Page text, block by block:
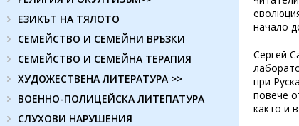
ЕЗИКЪТ НА ТЯЛОТО
СЕМЕЙСТВО И СЕМЕЙНИ ВРЪЗКИ
СЕМЕЙСТВО И СЕМЕЙНА ТЕРАПИЯ
ХУДОЖЕСТВЕНА ЛИТЕРАТУРА >>
ВОЕННО-ПОЛИЦЕЙСКА ЛИТЕПАТУРА
СЛУХОВИ НАРУШЕНИЯ
начало
Сергей
при
повече
както и